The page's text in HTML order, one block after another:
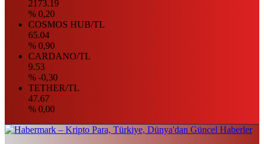
2173.19
% 0,20
COSMOS HUB/TL
65.04
% 0,90
CARDANO/TL
9.53
% -0,30
TETHER/TL
47.67
% 0,00